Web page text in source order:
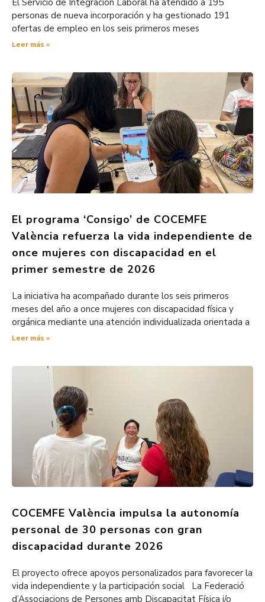
personas de nueva incorporación y ha gestionado 191
ofertas de empleo en los seis primeros meses
Leer más »
El programa ‘Consigo’ de COCEMFE
València refuerza la vida independiente de
once mujeres con discapacidad en el
primer semestre de 2026
La iniciativa ha acompañado durante los seis primeros
meses del año a once mujeres con discapacidad física y
orgánica mediante una atención individualizada orientada a
Leer más »
COCEMFE València impulsa la autonomía
personal de 30 personas con gran
discapacidad durante 2026
El proyecto ofrece apoyos personalizados para favorecer la
vida independiente y la participación social La Federació
d’Associacions de Persones amb Discapacitat Física i/o